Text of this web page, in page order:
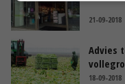
21-09-2018
Advies
18-09-2018